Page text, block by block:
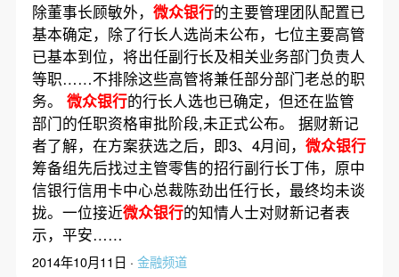
除董事长顾敏外， 微众银行的主要管理团队配置已
基本确定，除了行长人选尚未公布，七位主要高管
已基本到位，将出任副行长及相关业务部门负责人
等职……不排除这些高管将兼任部分部门老总的职
务。 微众银行的行长人选也已确定，但还在监管
部门的任职资格审批阶段,未正式公布。 据财新记
者了解，在方案获选之后，即3、4月间， 微众银行
筹备组先后找过主管零售的招行副行长丁伟，原中
信银行信用卡中心总裁陈劲出任行长，最终均未谈
拢。一位接近微众银行的知情人士对财新记者表
示，平安……
2014年10月11日 · 金融频道